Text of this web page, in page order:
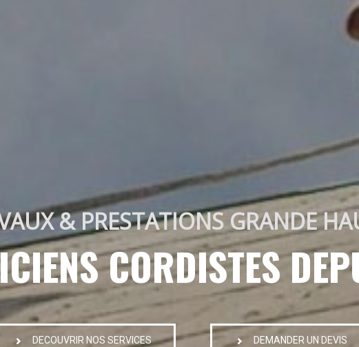
& PRESTATIONS GRANDE
CORDISTES
DECOUVRIR NOS SERVICES DEMANDER UN DEVIS